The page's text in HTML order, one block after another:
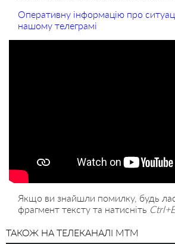
Оперативну інформацію про
нашому телеграмі
Якщо ви знайшли помилку, будь
фрагмент тексту та натисніть
ТАКОЖ НА ТЕЛЕКАНАЛІ MTM